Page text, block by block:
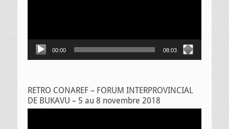
00:00 08:03
RETRO CONAREF – FORUM INTERPROVINCIAL
DE BUKAVU – 5 au 8 novembre 2018